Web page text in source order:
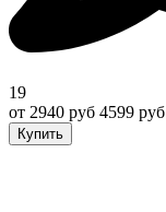
19
от 2940 руб 4599 руб
Купить